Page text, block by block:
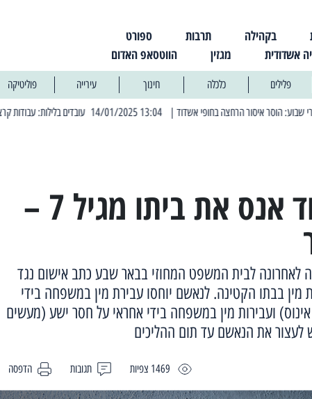
בקהילה תרבות
ספורט
אשדודית
מגזין הווטסאפ האדום
פלילים כלכלה חינוך עירייה פוליטיקה
| 13:04 14/01/2025 עובדים בלילות: עבודות קרצוף וריבוד אספלט
תושב אשדוד אנס את ביתו מגיל 7 –
לאחרונה לבית המשפט המחוזי בבאר שבע כתב אישום נגד
מין בבתו הקטינה. לנאשם יוחסו עבירת מין במשפחה בידי
ועבירות מין במשפחה בידי אחראי על חסר ישע (מעשים
לעצור את הנאשם עד תום ההליכים
1469 צפיות תגובות הדפסה